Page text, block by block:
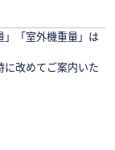
「室外機重量」は
改めてご案内いた